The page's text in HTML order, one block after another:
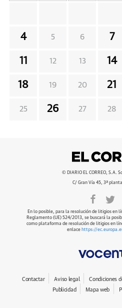
4 5 6 7
11 12 13 14
18 19 20 21
25 26 27 28
© DIARIO EL CORREO, S.A.
C/ Gran Vía 45, 3ª
En lo posible, para la resolución de litigios en
Reglamento (UE) 524/2013, se buscará la
como plataforma de resolución de litigios en
enlace https://
Contactar Aviso legal Condiciones
Publicidad
Mapa web